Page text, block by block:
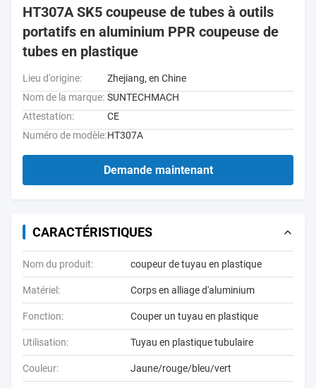
HT307A SK5 coupeuse de tubes à outils
portatifs en aluminium PPR coupeuse de
tubes en plastique
Lieu d'origine:
Zhejiang, en Chine
Nom de la marque: SUNTECHMACH
Attestation:
CE
Numéro de modèle:HT307A
Demande maintenant
CARACTÉRISTIQUES
Nom du produit: coupeur de tuyau en plastique
Matériel: Corps en alliage d'aluminium
Fonction: Couper un tuyau en plastique
Utilisation: Tuyau en plastique tubulaire
Couleur: Jaune/rouge/bleu/vert